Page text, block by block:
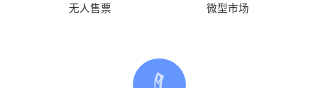
无人售票 微型市场